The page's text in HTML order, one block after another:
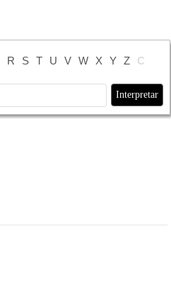
R S T U V W X Y Z С